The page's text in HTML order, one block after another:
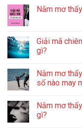
Nằm mơ
Giải mã
gì?
Nằm mơ
số nào may
Nằm mơ
gì?